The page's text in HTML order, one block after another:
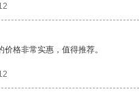
价格非常实惠，值得推荐。